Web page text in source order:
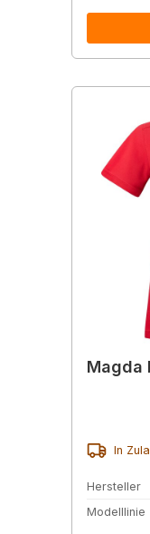
Magda
In
Hersteller
Modelllinie